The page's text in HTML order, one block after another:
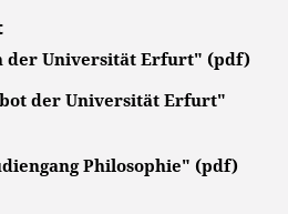
der Universität Erfurt" (pdf)
der Universität Erfurt"
Philosophie" (pdf)